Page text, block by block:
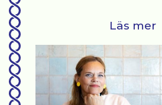
Läs mer